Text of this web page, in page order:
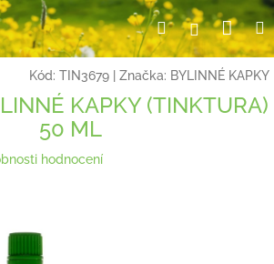
HledatPřihlášení
Kód: TIN3679 Značka: BYLINNÉ KAPKY
KAPKY (TINKTURA)
50 ML
hodnocení